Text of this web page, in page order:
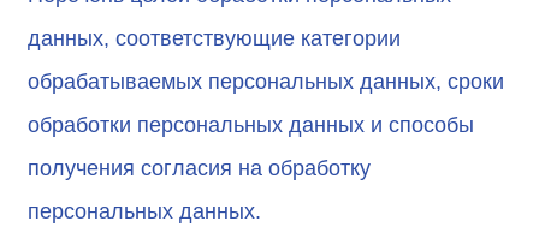
данных, соответствующие категории
обрабатываемых персональных данных, сроки
обработки персональных данных и способы
получения согласия на обработку
персональных данных.